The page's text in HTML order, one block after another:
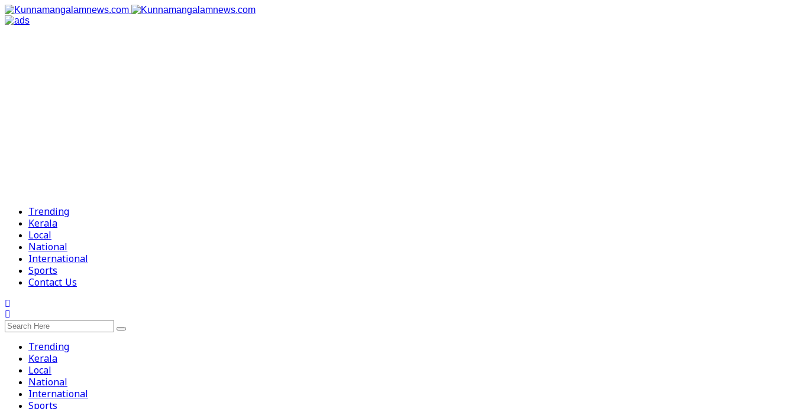
Trending
Kerala
Local
National
International
Sports
Contact Us
Trending
Kerala
Local
National
International
Sports